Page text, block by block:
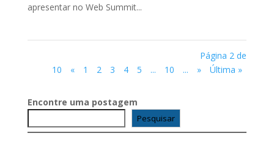
apresentar no Web Summit...
Página 2 de
10
« 1 2 3 4 5 ... 10 ... » Última »
Encontre uma postagem
Pesquisar